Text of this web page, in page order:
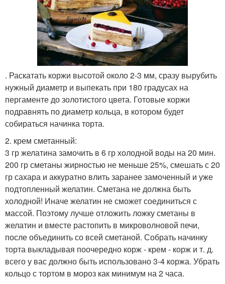
. Раскатать коржи высотой около 2-3 мм, сразу вырубить
нужный диаметр и выпекать при 180 градусах на
пергаменте до золотистого цвета. Готовые коржи
подравнять по диаметр кольца, в котором будет
собираться начинка торта.
2. крем сметанный:
3 гр желатина замочить в 6 гр холодной воды на 20 мин.
200 гр сметаны жирностью не меньше 25%, смешать с 20
гр сахара и аккуратно влить заранее замоченный и уже
подтопленный желатин. Сметана не должна быть
холодной! Иначе желатин не сможет соединиться с
массой. Поэтому лучше отложить ложку сметаны в
желатин и вместе растопить в микроволновой печи,
после объединить со всей сметаной. Собрать начинку
торта выкладывая поочередно корж - крем - корж и т. д.
всего у вас должно быть использовано 3-4 коржа. Убрать
кольцо с тортом в мороз как минимум на 2 часа.